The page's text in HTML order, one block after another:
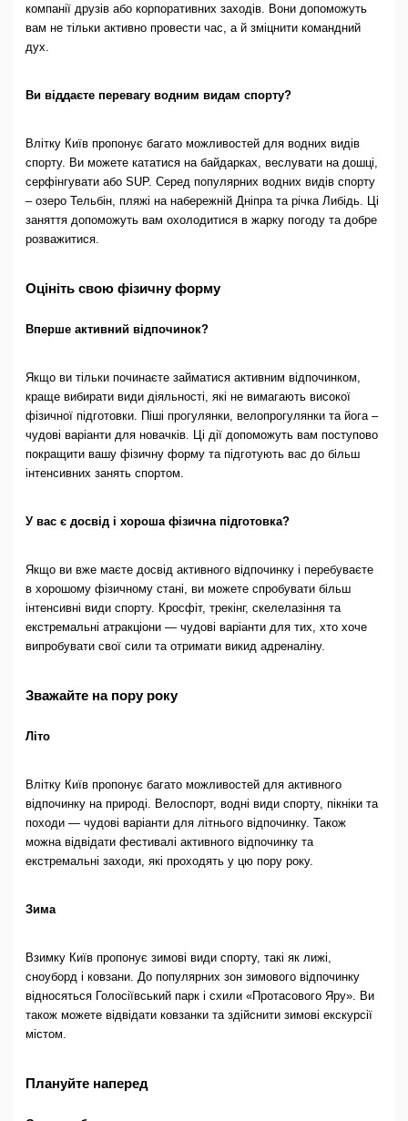
компанії друзів або корпоративних заходів. Вони допоможуть
вам не тільки активно провести час, а й зміцнити командний
дух.
Ви віддаєте перевагу водним видам спорту?
Влітку Київ пропонує багато можливостей для водних видів
спорту. Ви можете кататися на байдарках, веслувати на дошці,
серфінгувати або SUP. Серед популярних водних видів спорту
– озеро Тельбін, пляжі на набережній Дніпра та річка Либідь. Ці
заняття допоможуть вам охолодитися в жарку погоду та добре
розважитися.
Оцініть свою фізичну форму
Вперше активний відпочинок?
Якщо ви тільки починаєте займатися активним відпочинком,
краще вибирати види діяльності, які не вимагають високої
фізичної підготовки. Піші прогулянки, велопрогулянки та йога –
чудові варіанти для новачків. Ці дії допоможуть вам поступово
покращити вашу фізичну форму та підготують вас до більш
інтенсивних занять спортом.
У вас є досвід і хороша фізична підготовка?
Якщо ви вже маєте досвід активного відпочинку і перебуваєте
в хорошому фізичному стані, ви можете спробувати більш
інтенсивні види спорту. Кросфіт, трекінг, скелелазіння та
екстремальні атракціони — чудові варіанти для тих, хто хоче
випробувати свої сили та отримати викид адреналіну.
Зважайте на пору року
Літо
Влітку Київ пропонує багато можливостей для активного
відпочинку на природі. Велоспорт, водні види спорту, пікніки та
походи — чудові варіанти для літнього відпочинку. Також
можна відвідати фестивалі активного відпочинку та
екстремальні заходи, які проходять у цю пору року.
Зима
Взимку Київ пропонує зимові види спорту, такі як лижі,
сноуборд і ковзани. До популярних зон зимового відпочинку
відносяться Голосіївський парк і схили «Протасового Яру». Ви
також можете відвідати ковзанки та здійснити зимові екскурсії
містом.
Плануйте наперед